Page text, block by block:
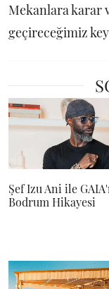
Mekanlara karar
geçireceğimiz
Şef Izu Ani ile
Bodrum Hikayesi